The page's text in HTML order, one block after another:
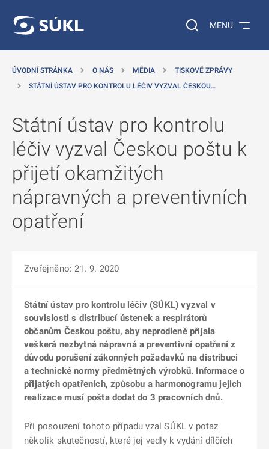
Vyhledávání na
MENU
ÚVODNÍ STRÁNKA O NÁS MÉDIA
TISKOVÉ ZPRÁVY
STÁTNÍ ÚSTAV PRO KONTROLU LÉČIV VYZVAL ČESKOU…
Státní ústav pro kontrolu
léčiv vyzval Českou poštu k
přijetí okamžitých
nápravných a preventivních
opatření
Zveřejněno: 21. 9. 2020
Státní ústav pro kontrolu léčiv (SÚKL) vyzval v
souvislosti s distribucí ústenek a respirátorů
občanům Českou poštu, aby neprodleně přijala
veškerá nezbytná nápravná a preventivní opatření z
důvodu porušení zákonných požadavků na distribuci
a technické normy předmětných výrobků. Informace o
přijatých opatřeních, způsobu a harmonogramu jejich
realizace musí pošta dodat do 3 pracovních dnů.
Při posouzení tohoto případu vzal SÚKL v potaz
několik skutečností, které jej vedly k vydání dílčích